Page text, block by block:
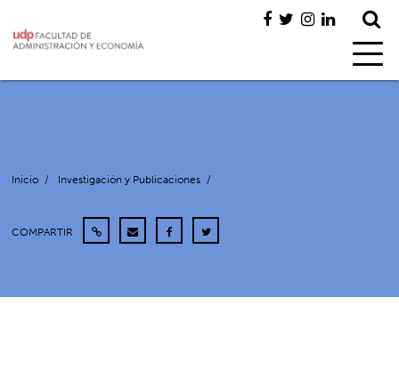
Inicio / Investigación y Publicaciones /
COMPARTIR